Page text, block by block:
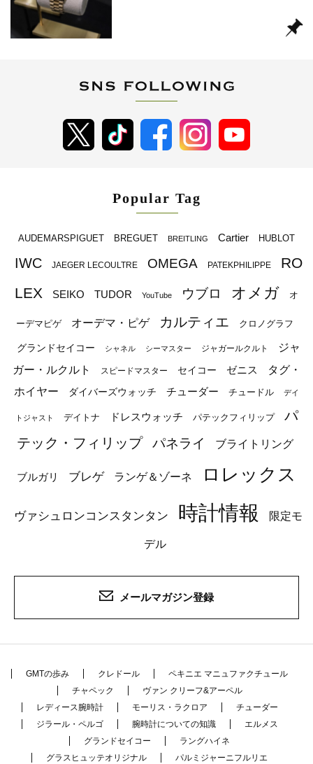
Popular Tag
AUDEMARSPIGUET BREGUET BREITLING Cartier HUBLOT
IWC JAEGER LECOULTRE OMEGA PATEKPHILIPPE
RO
LEX
SEIKO TUDOR YouTube ウブロ オメガ オ
ーデマピゲ オーデマ・ピゲ カルティエ クロノグラフ
グランドセイコー シャネル シーマスター ジャガールクルト
ジャ
ガー・ルクルト
スピードマスター セイコー ゼニス
タグ・
ホイヤー
ダイバーズウォッチ チューダー チュードル デイ
トジャスト デイトナ ドレスウォッチ パテックフィリップ
パ
テック・フィリップ
パネライ ブライトリング
ブルガリ ブレゲ ランゲ＆ゾーネ ロレックス
ヴァシュロンコンスタンタン 時計情報 限定モ
デル
メールマガジン登録
GMTの歩み クレドール
ペキニエ マニュファクチュール
チャペック
ヴァン クリーフ&アーペル
レディース腕時計
モーリス・ラクロア
チューダー
ジラール・ペルゴ
腕時計についての知識
エルメス
グランドセイコー
ラングハイネ
グラスヒュッテオリジナル
パルミジャーニフルリエ